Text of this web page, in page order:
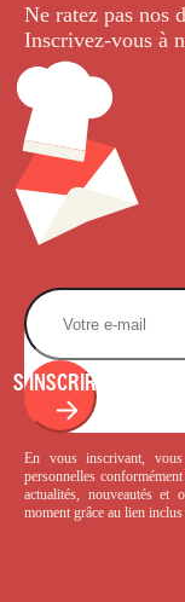
Ne ratez pas nos
Inscrivez-vous à
S'INSCRIRE
En vous inscrivant,
personnelles conformément
actualités, nouveautés et
moment grâce au lien inclus